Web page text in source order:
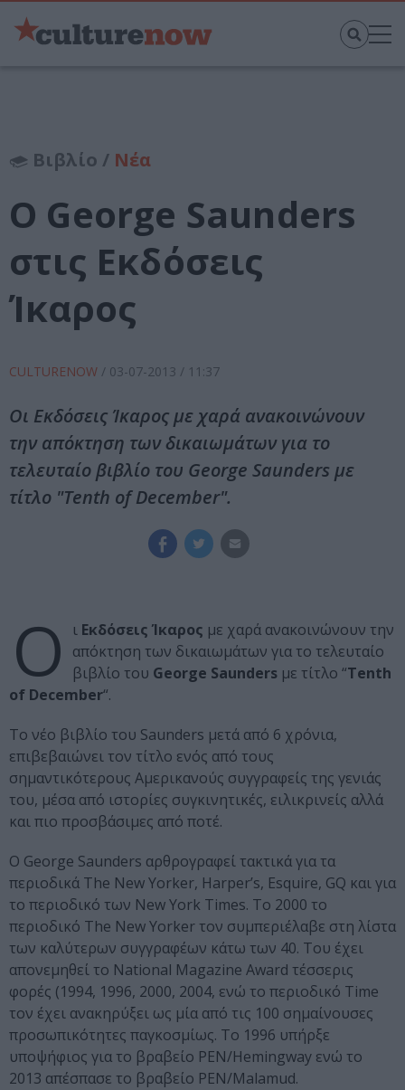
Βιβλίο / Νέα
Ο George Saunders
στις Εκδόσεις
Ίκαρος
CULTURENOW / 03-07-2013 / 11:37
Οι Εκδόσεις Ίκαρος με χαρά ανακοινώνουν
την απόκτηση των δικαιωμάτων για το
τελευταίο βιβλίο του George Saunders με
τίτλο "Tenth of December".
Ο ι Εκδόσεις Ίκαρος με χαρά ανακοινώνουν την
απόκτηση των δικαιωμάτων για το τελευταίο
βιβλίο του George Saunders με τίτλο “Tenth
of December“.
Το νέο βιβλίο του Saunders μετά από 6 χρόνια,
επιβεβαιώνει τον τίτλο ενός από τους
σημαντικότερους Αμερικανούς συγγραφείς της γενιάς
του, μέσα από ιστορίες συγκινητικές, ειλικρινείς αλλά
και πιο προσβάσιμες από ποτέ.
Ο George Saunders αρθρογραφεί τακτικά για τα
περιοδικά The New Yorker, Harper’s, Esquire, GQ και για
το περιοδικό των New York Times. Το 2000 το
περιοδικό The New Yorker τον συμπεριέλαβε στη λίστα
των καλύτερων συγγραφέων κάτω των 40. Του έχει
απονεμηθεί το National Magazine Award τέσσερις
φορές (1994, 1996, 2000, 2004, ενώ το περιοδικό Time
τον έχει ανακηρύξει ως μία από τις 100 σημαίνουσες
προσωπικότητες παγκοσμίως. Το 1996 υπήρξε
υποψήφιος για το βραβείο PEN/Hemingway ενώ το
2013 απέσπασε το βραβείο PEN/Malamud.